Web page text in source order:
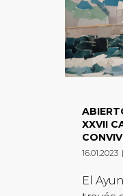
XXVII
16.01.2023 |
El